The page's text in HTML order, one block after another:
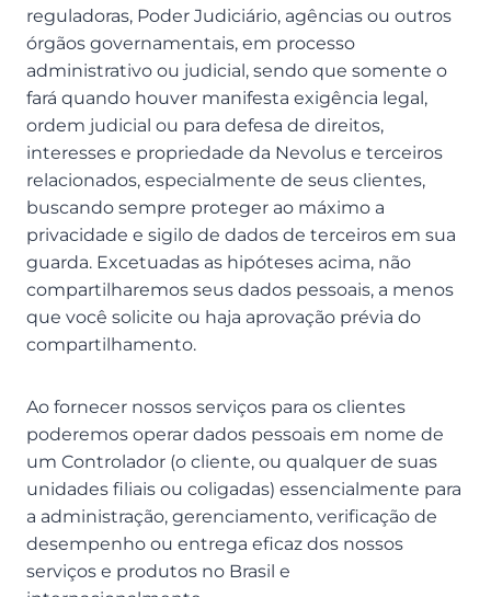
reguladoras, Poder Judiciário, agências ou outros
órgãos governamentais, em processo
administrativo ou judicial, sendo que somente o
fará quando houver manifesta exigência legal,
ordem judicial ou para defesa de direitos,
interesses e propriedade da Nevolus e terceiros
relacionados, especialmente de seus clientes,
buscando sempre proteger ao máximo a
privacidade e sigilo de dados de terceiros em sua
guarda. Excetuadas as hipóteses acima, não
compartilharemos seus dados pessoais, a menos
que você solicite ou haja aprovação prévia do
compartilhamento.
Ao fornecer nossos serviços para os clientes
poderemos operar dados pessoais em nome de
um Controlador (o cliente, ou qualquer de suas
unidades filiais ou coligadas) essencialmente para
a administração, gerenciamento, verificação de
desempenho ou entrega eficaz dos nossos
serviços e produtos no Brasil e